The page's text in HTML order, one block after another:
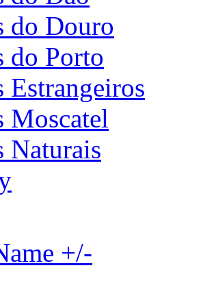
do Douro
do Porto
Estrangeiros
Moscatel
Naturais
+/-